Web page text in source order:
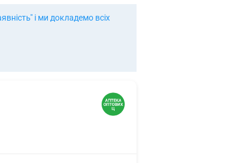
і ми докладемо всіх